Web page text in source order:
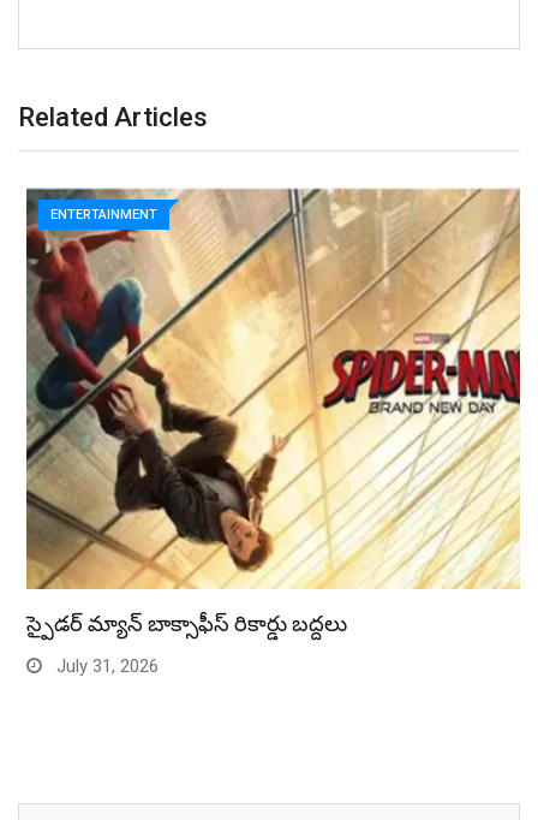
Related Articles
ENTERTAINMENT
స్పైడర్ మ్యాన్ బాక్సాఫీస్ రికార్డు బద్దలు
July 31, 2026